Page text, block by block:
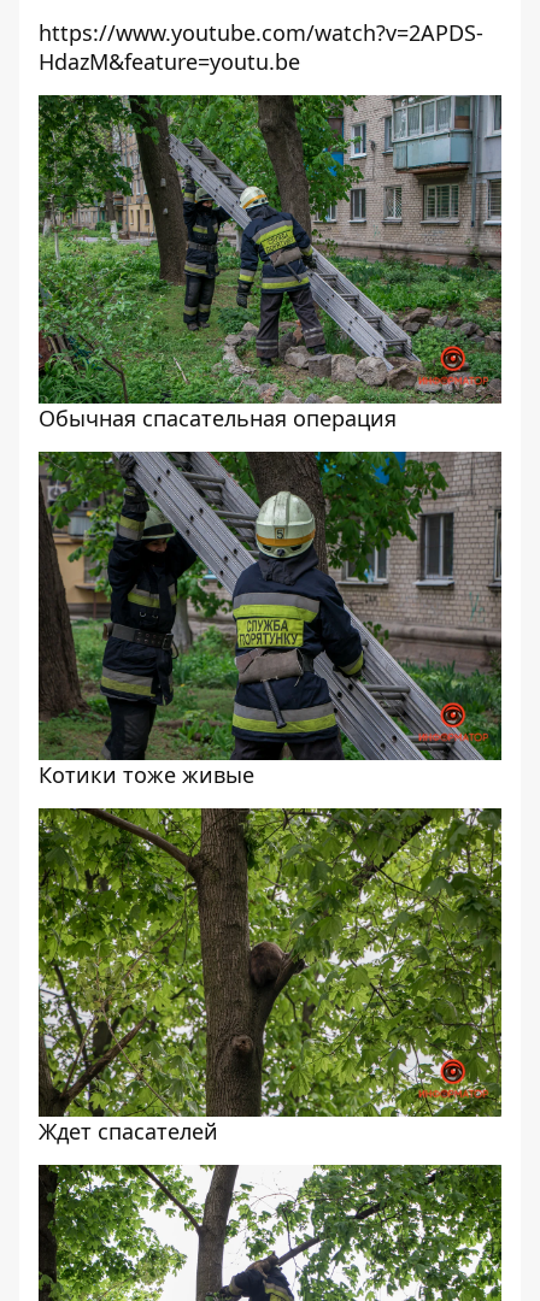
https://www.youtube.com/watch?v=2APDS-
HdazM&feature=youtu.be
Обычная спасательная операция
Котики тоже живые
Ждет спасателей